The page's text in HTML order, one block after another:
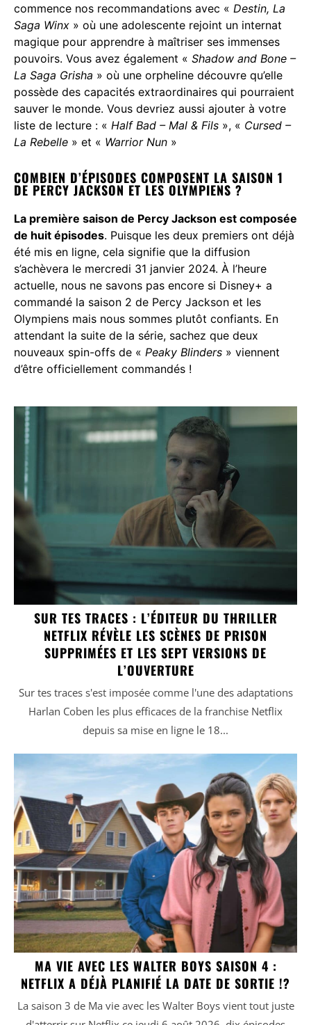
commence nos recommandations avec « Destin, La
Saga Winx » où une adolescente rejoint un internat
magique pour apprendre à maîtriser ses immenses
pouvoirs. Vous avez également « Shadow and Bone –
La Saga Grisha » où une orpheline découvre qu’elle
possède des capacités extraordinaires qui pourraient
sauver le monde. Vous devriez aussi ajouter à votre
liste de lecture : « Half Bad – Mal & Fils », « Cursed –
La Rebelle » et « Warrior Nun »
COMBIEN D’ÉPISODES COMPOSENT LA SAISON 1
DE PERCY JACKSON ET LES OLYMPIENS ?
La première saison de Percy Jackson est composée
de huit épisodes. Puisque les deux premiers ont déjà
été mis en ligne, cela signifie que la diffusion
s’achèvera le mercredi 31 janvier 2024. À l’heure
actuelle, nous ne savons pas encore si Disney+ a
commandé la saison 2 de Percy Jackson et les
Olympiens mais nous sommes plutôt confiants. En
attendant la suite de la série, sachez que deux
nouveaux spin-offs de « Peaky Blinders » viennent
d’être officiellement commandés !
SUR TES TRACES : L’ÉDITEUR DU THRILLER
NETFLIX RÉVÈLE LES SCÈNES DE PRISON
SUPPRIMÉES ET LES SEPT VERSIONS DE
L’OUVERTURE
Sur tes traces s'est imposée comme l'une des adaptations
Harlan Coben les plus efficaces de la franchise Netflix
depuis sa mise en ligne le 18...
MA VIE AVEC LES WALTER BOYS SAISON 4 :
NETFLIX A DÉJÀ PLANIFIÉ LA DATE DE SORTIE !?
La saison 3 de Ma vie avec les Walter Boys vient tout juste